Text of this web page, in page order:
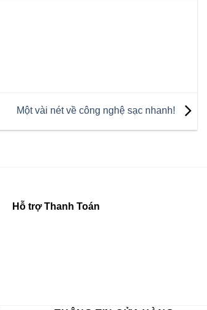
Một vài nét về công nghệ sạc nhanh!
Hỗ trợ Thanh Toán